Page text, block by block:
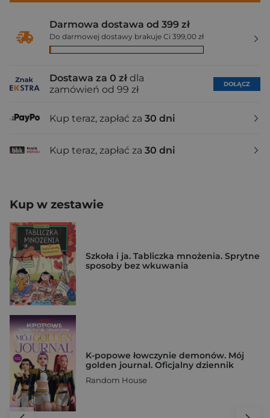
Darmowa dostawa od 399 zł
Do darmowej dostawy brakuje Ci 399,00 zł
Dostawa za 0 zł dla
zamówień od 99 zł
DOŁĄCZ
Kup teraz, zapłać za 30 dni
Kup teraz, zapłać za 30 dni
Kup w zestawie
Szkoła i ja. Tabliczka mnożenia. Sprytne
sposoby bez wkuwania
K-popowe łowczynie demonów. Mój
golden journal. Oficjalny dziennik
Random House